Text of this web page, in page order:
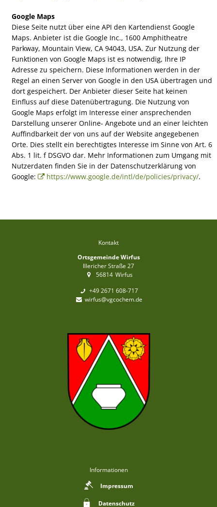
Google Maps
Diese Seite nutzt über eine API den Kartendienst Google
Maps. Anbieter ist die Google Inc., 1600 Amphitheatre
Parkway, Mountain View, CA 94043, USA. Zur Nutzung der
Funktionen von Google Maps ist es notwendig, Ihre IP
Adresse zu speichern. Diese Informationen werden in der
Regel an einen Server von Google in den USA übertragen und
dort gespeichert. Der Anbieter dieser Seite hat keinen
Einfluss auf diese Datenübertragung. Die Nutzung von
Google Maps erfolgt im Interesse einer ansprechenden
Darstellung unserer Online- Angebote und an einer leichten
Auffindbarkeit der von uns auf der Website angegebenen
Orte. Dies stellt ein berechtigtes Interesse im Sinne von Art. 6
Abs. 1 lit. f DSGVO dar. Mehr Informationen zum Umgang mit
Nutzerdaten finden Sie in der Datenschutzerklärung von
Google:
https://www.google.de/intl/de/policies/privacy/.
Kontakt
Ortsgemeinde Wirfus
Illericher Straße 27
56814 Wirfus
+49 2671 608-717
wirfus@vgcochem.de
Informationen
Impressum
Datenschutz